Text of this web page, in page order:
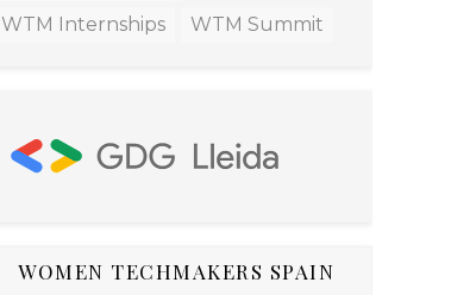
WTM Internships
WTM Summit
WOMEN TECHMAKERS SPAIN